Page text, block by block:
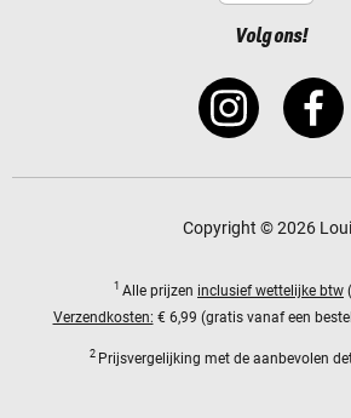
Volg ons!
Copyright © 2026
1 Alle prijzen inclusief wettelijke btw
Verzendkosten: € 6,99 (gratis vanaf een
2 Prijsvergelijking met de aanbevolen